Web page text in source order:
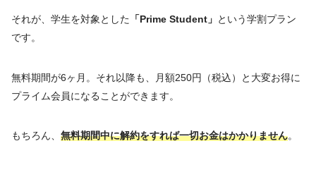
それが、学生を対象とした 「Prime Student」 という学割プラン
です。
無料期間が6ヶ月。それ以降も、月額250円（税込）と大変お得に
プライム会員になることができます。
もちろん、 無料期間中に解約をすれば一切お金はかかりません。